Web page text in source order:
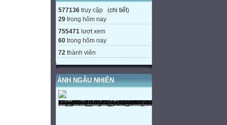
577136 truy cập (chi tiết)
29 trong hôm nay
755471 lượt xem
60 trong hôm nay
72 thành viên
ẢNH NGẪU NHIÊN